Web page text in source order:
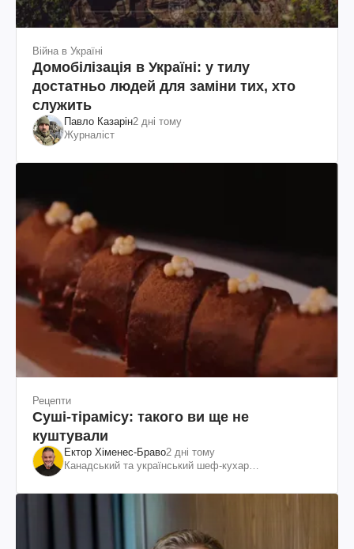
Війна в Україні
Домобілізація в Україні: у тилу
достатньо людей для заміни тих, хто
служить
Павло Казарін2 дні тому
Журналіст
Рецепти
Суші-тірамісу: такого ви ще не
куштували
Ектор Хіменес-Браво2 дні тому
Канадський та український шеф-кухар